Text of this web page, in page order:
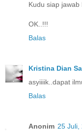
Kudu siap jawab
OK..!!!
Balas
Kristina Dian
asyiiiik..dapat
Balas
Anonim 25 Juli,